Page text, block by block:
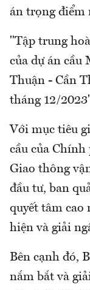
án trọng điểm
"Tập trung
của dự án cầu
Thuận - Cần
tháng 12/
Với mục tiêu
cầu của
Giao thông
đầu tư, ban
quyết tâm cao
hiện và giải
Bên cạnh đó,
nắm bắt và